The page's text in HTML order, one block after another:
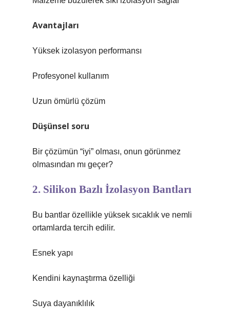
Avantajları
Yüksek izolasyon performansı
Profesyonel kullanım
Uzun ömürlü çözüm
Düşünsel soru
Bir çözümün “iyi” olması, onun görünmez
olmasından mı geçer?
2. Silikon Bazlı İzolasyon Bantları
Bu bantlar özellikle yüksek sıcaklık ve nemli
ortamlarda tercih edilir.
Esnek yapı
Kendini kaynaştırma özelliği
Suya dayanıklılık